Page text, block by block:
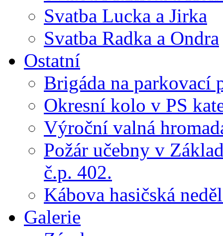
Svatba Lucka a Jirka
Svatba Radka a Ondra
Ostatní
Brigáda na parkovací
Okresní kolo v PS
Výroční valná
Požár učebny v
č.p. 402.
Kábova hasičská
Galerie